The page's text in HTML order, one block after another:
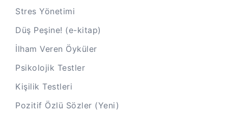
Stres Yönetimi
Düş Peşine! (e-kitap)
İlham Veren Öyküler
Psikolojik Testler
Kişilik Testleri
Pozitif Özlü Sözler (Yeni)